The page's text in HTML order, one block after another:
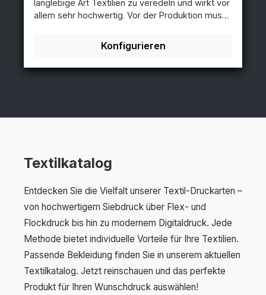
Kosten mit jeder zusätzlichen Druckfarbe an. Ein
wesentlicher Vorteil gegenüber anderen
der Drucke, sowie die rasche und
Einzelstücken bzw. kleinen Auflagen.
langlebige Art Textilien zu veredeln und wirkt vor
allem sehr hochwertig. Vor der Produktion muss
Beim Stick können bis zu 16 Farben in einem
Logo verwendet werden, welche durch eine
steifer wird. Logodetails können beim Stick sehr
Schriften stellen jedoch Schwierigkeiten in der
Produktion dar.
Konfigurieren
Textilkatalog
Entdecken Sie die Vielfalt unserer Textil-Druckarten –
von hochwertigem Siebdruck über Flex- und
Flockdruck bis hin zu modernem Digitaldruck. Jede
Methode bietet individuelle Vorteile für Ihre Textilien.
Passende Bekleidung finden Sie in unserem aktuellen
Textilkatalog. Jetzt reinschauen und das perfekte
Produkt für Ihren Wunschdruck auswählen!